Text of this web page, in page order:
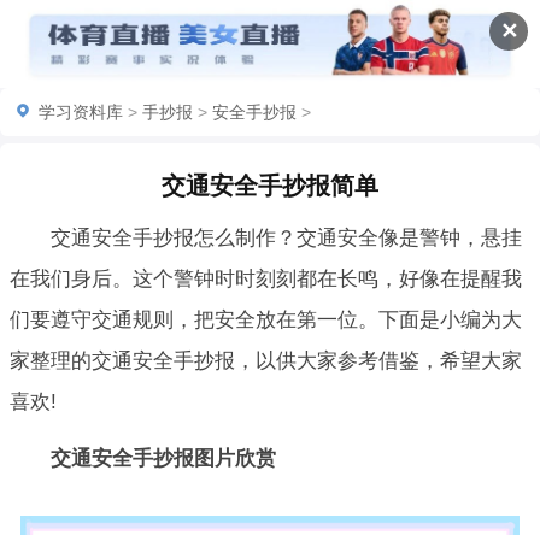
✕
学习资料库 > 手抄报 > 安全手抄报 >
交通安全手抄报简单
交通安全手抄报怎么制作？ 交通安全像是警钟，悬挂
在我们身后。这个警钟时时刻刻都在长鸣，好像在提醒我
们要遵守交通规则，把安全放在第一位。下面是小编为大
家整理的交通安全手抄报 ，以供大家参考借鉴，希望大家
喜欢!
交通安全手抄报图片欣赏